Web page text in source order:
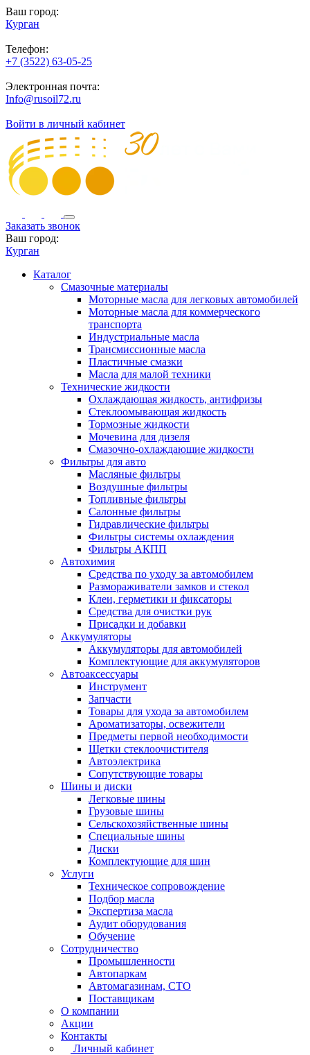
Ваш город:
Курган
Телефон:
+7 (3522) 63-05-25
Электронная почта:
Info@rusoil72.ru
Войти в личный кабинет
Заказать звонок
Ваш город:
Курган
Каталог
Смазочные материалы
Моторные масла для легковых автомобилей
Моторные масла для коммерческого
транспорта
Индустриальные масла
Трансмиссионные масла
Пластичные смазки
Масла для малой техники
Технические жидкости
Охлаждающая жидкость, антифризы
Стеклоомывающая жидкость
Тормозные жидкости
Мочевина для дизеля
Смазочно-охлаждающие жидкости
Фильтры для авто
Масляные фильтры
Воздушные фильтры
Топливные фильтры
Салонные фильтры
Гидравлические фильтры
Фильтры системы охлаждения
Фильтры АКПП
Автохимия
Средства по уходу за автомобилем
Размораживатели замков и стекол
Клеи, герметики и фиксаторы
Средства для очистки рук
Присадки и добавки
Аккумуляторы
Аккумуляторы для автомобилей
Комплектующие для аккумуляторов
Автоаксессуары
Инструмент
Запчасти
Товары для ухода за автомобилем
Ароматизаторы, освежители
Предметы первой необходимости
Щетки стеклоочистителя
Автоэлектрика
Сопутствующие товары
Шины и диски
Легковые шины
Грузовые шины
Сельскохозяйственные шины
Специальные шины
Диски
Комплектующие для шин
Услуги
Техническое сопровождение
Подбор масла
Экспертиза масла
Аудит оборудования
Обучение
Сотрудничество
Промышленности
Автопаркам
Автомагазинам, СТО
Поставщикам
О компании
Акции
Контакты
Личный кабинет